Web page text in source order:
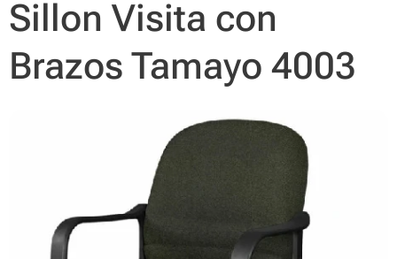
Sillon Visita con
Brazos Tamayo 4003